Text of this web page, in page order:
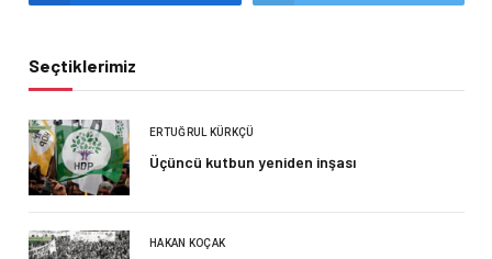
Seçtiklerimiz
ERTUĞRUL KÜRKÇÜ
Üçüncü kutbun yeniden inşası
HAKAN KOÇAK